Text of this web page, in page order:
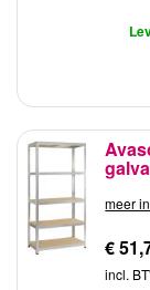
meer
€
incl.